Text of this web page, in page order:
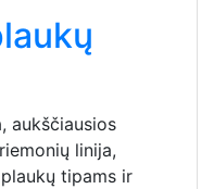
aukščiausios
linija,
tipams ir